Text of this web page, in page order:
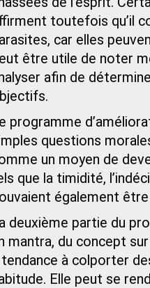
toutefois qu’il
car elles
être utile de noter
afin de
programme
questions
un moyen de
que la timidité,
également
deuxième partie du
mantra, du concept
tendance à colporter
Elle peut se